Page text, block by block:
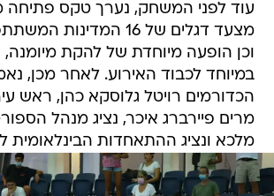
עוד לפני המשחק, נערך טקס
מצעד דגלים של 16
וכן הופעה מיוחדת של להקת מיומנה,
במיוחד לכבוד האירוע. לאחר מכן,
הכדורמים רויטל גלוסקא כהן, ראש
מרים פיירברג איכר, נציג מנהל
מלכא ונציג ההתאחדות הבינלאומית